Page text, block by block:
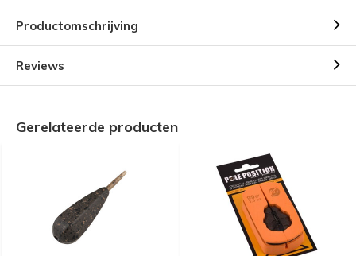
Productomschrijving
Reviews
Gerelateerde producten